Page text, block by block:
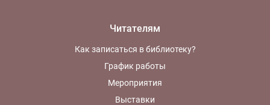
Читателям
Как записаться в библиотеку?
График работы
Мероприятия
Выставки